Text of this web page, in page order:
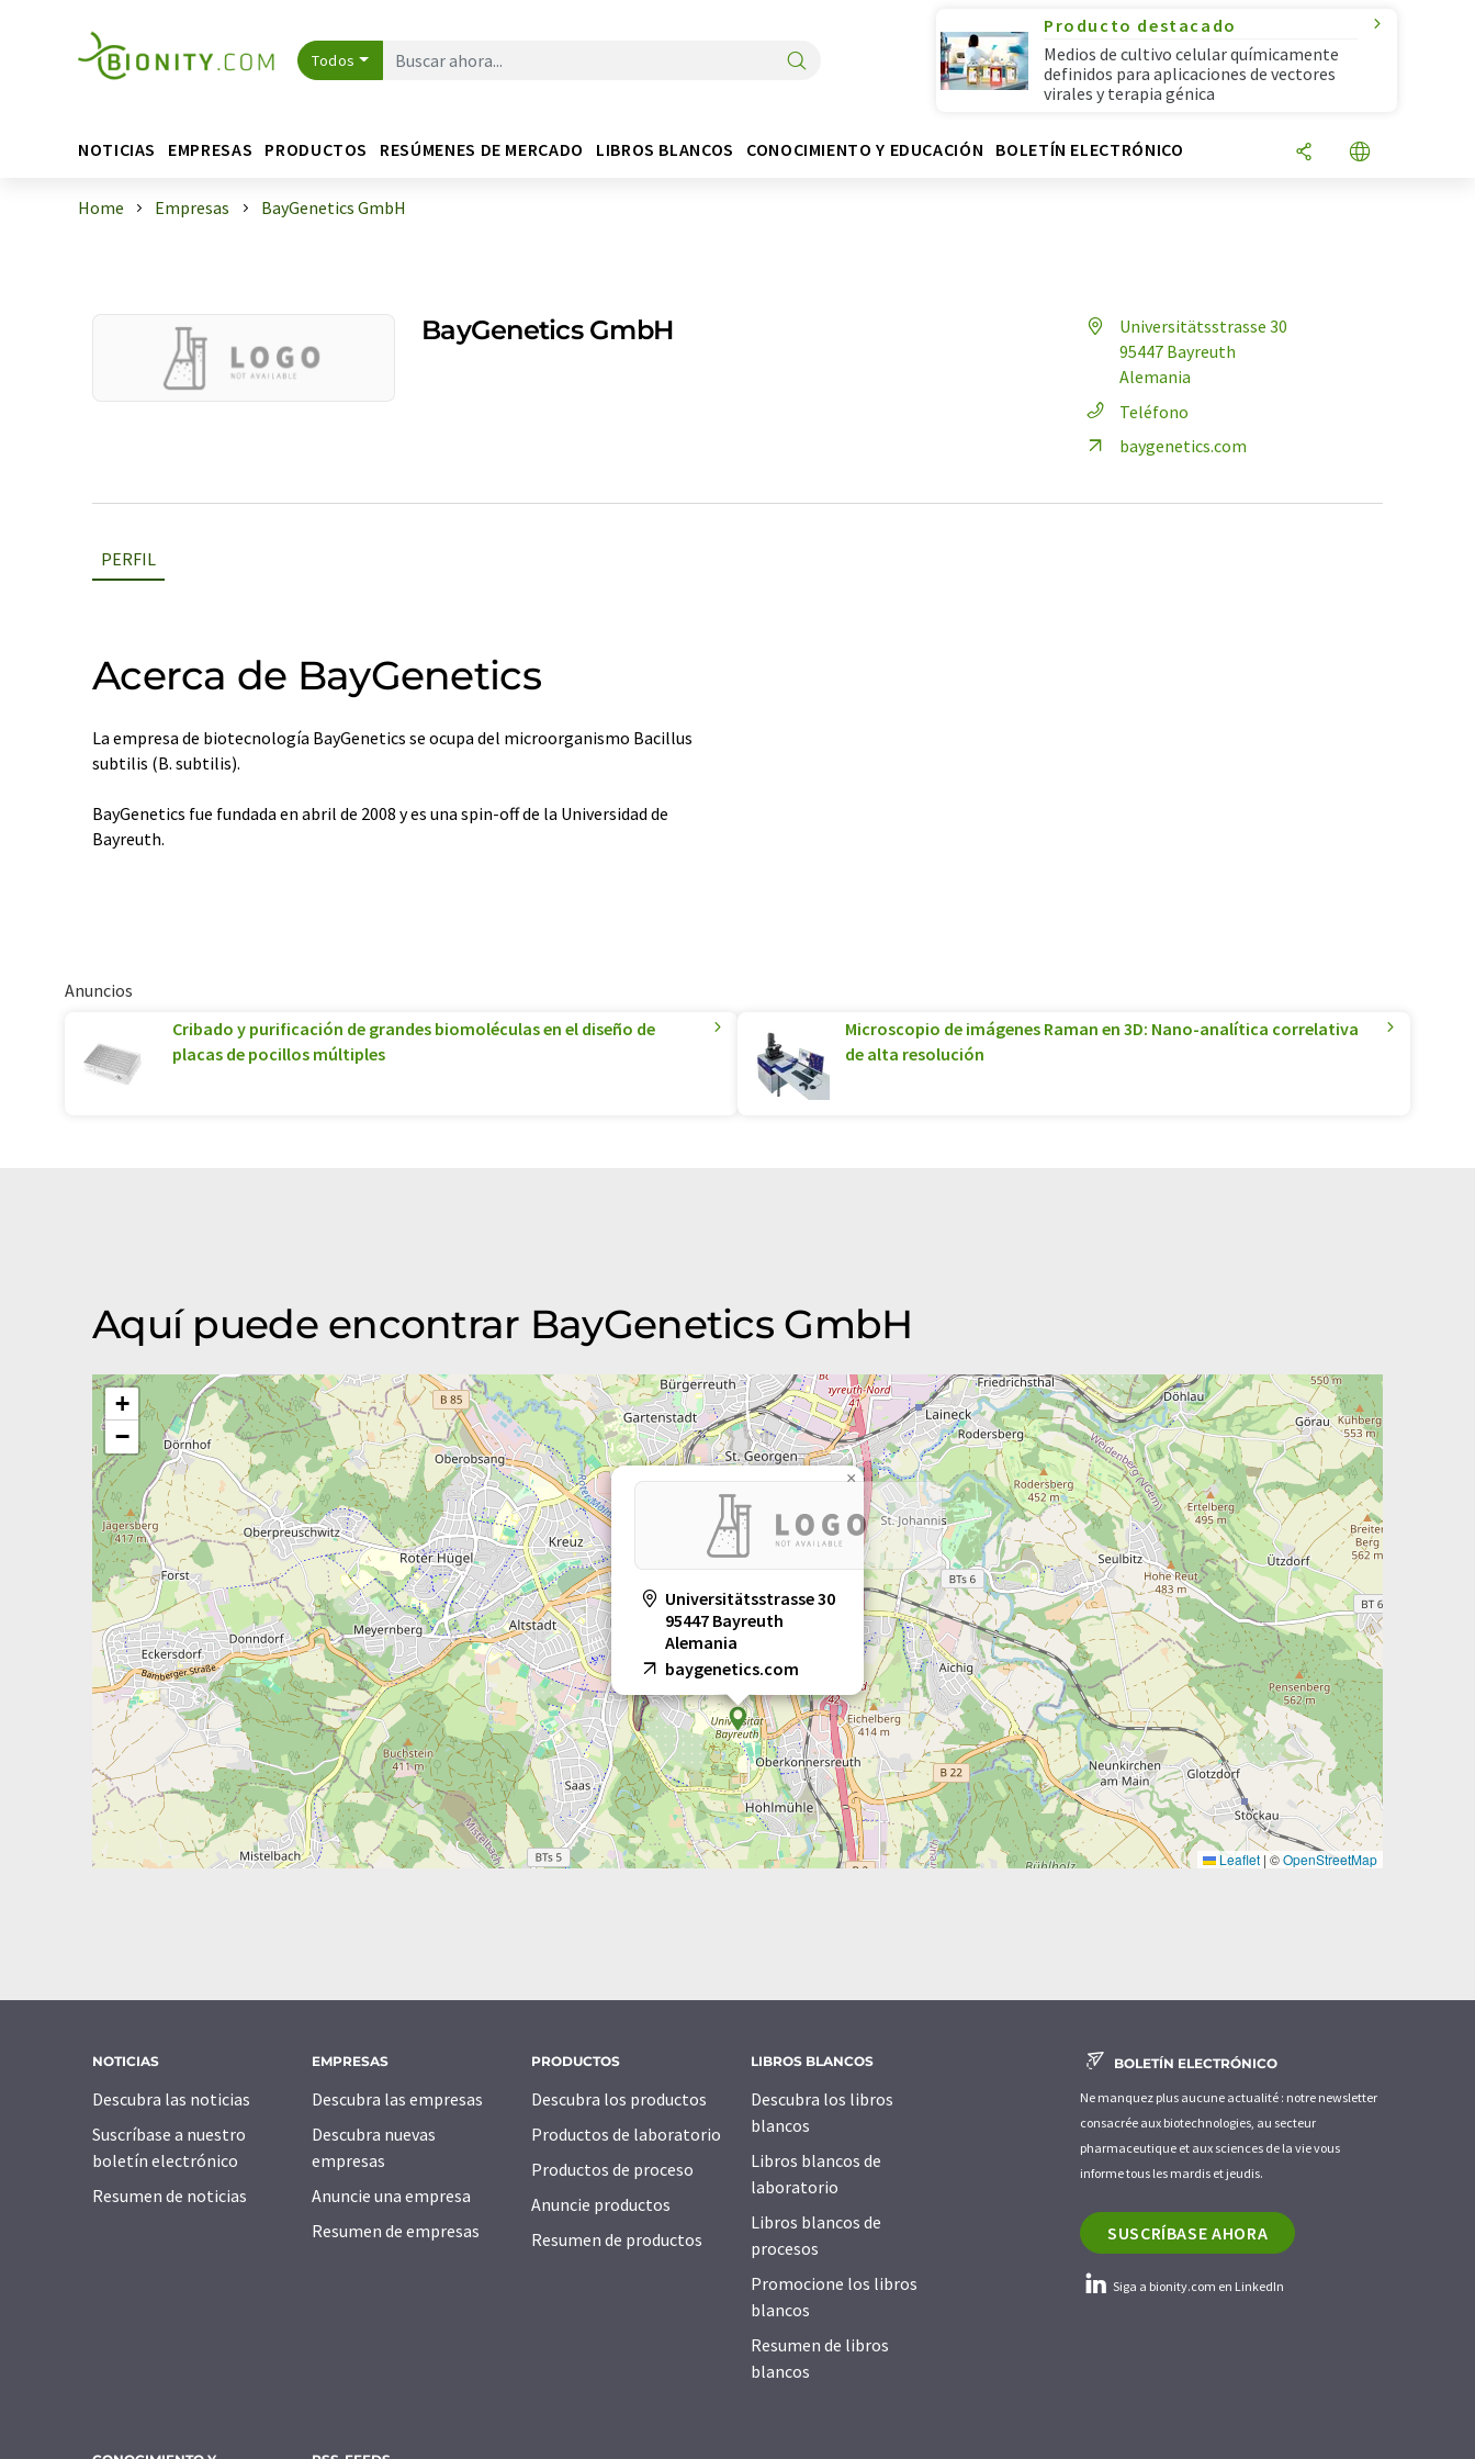
Todos
Producto destacado
Medios de cultivo celular químicamente
definidos para aplicaciones de vectores
virales y terapia génica
NOTICIAS EMPRESAS PRODUCTOS RESÚMENES DE MERCADO LIBROS BLANCOS CONOCIMIENTO Y EDUCACIÓN BOLETÍN ELECTRÓNICO
Home Empresas BayGenetics GmbH
BayGenetics GmbH
Universitätsstrasse 30
95447 Bayreuth
Alemania
Teléfono
baygenetics.com
PERFIL
Acerca de BayGenetics
La empresa de biotecnología BayGenetics se ocupa del microorganismo Bacillus
subtilis (B. subtilis).
BayGenetics fue fundada en abril de 2008 y es una spin-off de la Universidad de
Bayreuth.
Anuncios
Cribado y purificación de grandes biomoléculas en el diseño de
placas de pocillos múltiples
Microscopio de imágenes Raman en 3D: Nano-analítica correlativa
de alta resolución
Aquí puede encontrar BayGenetics GmbH
Universitätsstrasse 30
95447 Bayreuth
Alemania
baygenetics.com
×
+
−
Leaflet | ©OpenStreetMap
NOTICIAS
Descubra las noticias
Suscríbase a nuestro
boletín electrónico
Resumen de noticias
EMPRESAS
Descubra las empresas
Descubra nuevas
empresas
Anuncie una empresa
Resumen de empresas
PRODUCTOS
Descubra los productos
Productos de laboratorio
Productos de proceso
Anuncie productos
Resumen de productos
LIBROS BLANCOS
Descubra los libros
blancos
Libros blancos de
laboratorio
Libros blancos de
procesos
Promocione los libros
blancos
Resumen de libros
blancos
BOLETÍN ELECTRÓNICO
Ne manquez plus aucune actualité : notre newsletter
consacrée aux biotechnologies, au secteur
pharmaceutique et aux sciences de la vie vous
informe tous les mardis et jeudis.
SUSCRÍBASE AHORA
Siga a bionity.com en LinkedIn